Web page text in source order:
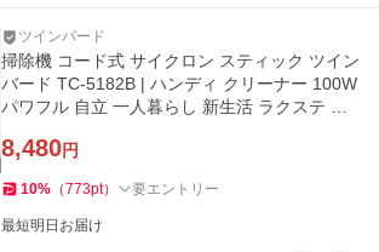
ツインバード
掃除機 コード式 サイクロン スティック ツイン
バード TC-5182B | ハンディ クリーナー 100W
パワフル 自立 一人暮らし 新生活 ラクステ ブ
8,480円
10% （773pt） 要エントリー
最短明日お届け